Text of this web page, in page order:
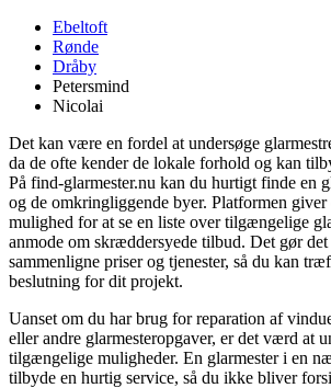
Ebeltoft
Rønde
Dråby
Petersmind
Nicolai
Det kan være en fordel at undersøge
da de ofte kender de lokale forhold og kan
På find-glarmester.nu kan du hurtigt finde en
og de omkringliggende byer. Platformen
mulighed for at se en liste over tilgængelige
anmode om skræddersyede tilbud. Det gør
sammenligne priser og tjenester, så du kan
beslutning for dit projekt.
Uanset om du har brug for reparation af
eller andre glarmesteropgaver, er det værd at
tilgængelige muligheder. En glarmester i en
tilbyde en hurtig service, så du ikke bliver